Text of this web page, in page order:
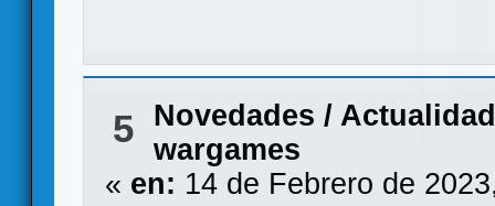
5
Novedades / Actualidad
wargames
« en: 14 de Febrero de